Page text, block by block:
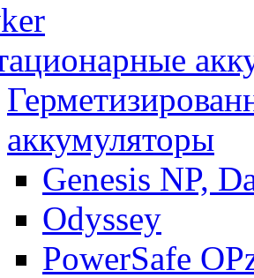
аккумуляторы
Genesis NP,
Odyssey
PowerSafe